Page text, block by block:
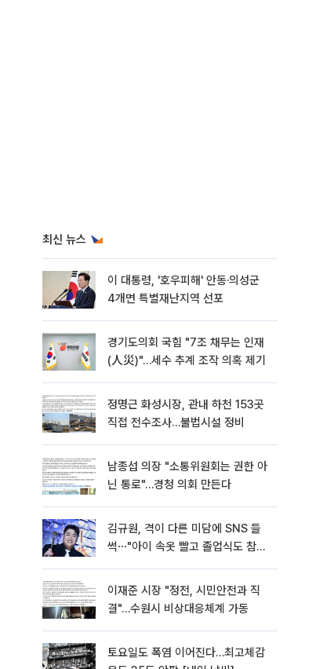
최신 뉴스
이 대통령, '호우피해' 안동·의성군
4개면 특별재난지역 선포
경기도의회 국힘 "7조 채무는 인재
(人災)"…세수 추계 조작 의혹 제기
정명근 화성시장, 관내 하천 153곳
직접 전수조사…불법시설 정비
남종섭 의장 "소통위원회는 권한 아
닌 통로"…경청 의회 만든다
김규원, 격이 다른 미담에 SNS 들
썩⋯"아이 속옷 빨고 졸업식도 참
이재준 시장 "정전, 시민안전과 직
결"…수원시 비상대응체계 가동
토요일도 폭염 이어진다…최고체감